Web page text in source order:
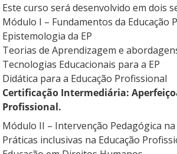
Este curso será desenvolvido em dois
Módulo I – Fundamentos da Educação
Epistemologia da EP
Teorias de Aprendizagem e
Tecnologias Educacionais para a EP
Didática para a Educação Profissional
Certificação Intermediária:
Profissional.
Módulo II – Intervenção Pedagógica
Práticas inclusivas na Educação